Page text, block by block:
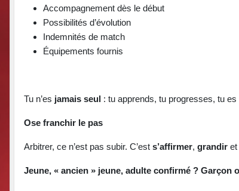
Accompagnement dès le début
Possibilités d’évolution
Indemnités de match
Équipements fournis
Tu n’es jamais seul : tu apprends, tu progresses, tu es
Ose franchir le pas
Arbitrer, ce n’est pas subir. C’est s’affirmer, grandir et
Jeune, « ancien » jeune, adulte confirmé ? Garçon